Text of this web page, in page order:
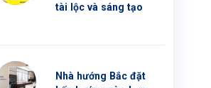
tài lộc và sáng tạo
Nhà hướng Bắc đặt